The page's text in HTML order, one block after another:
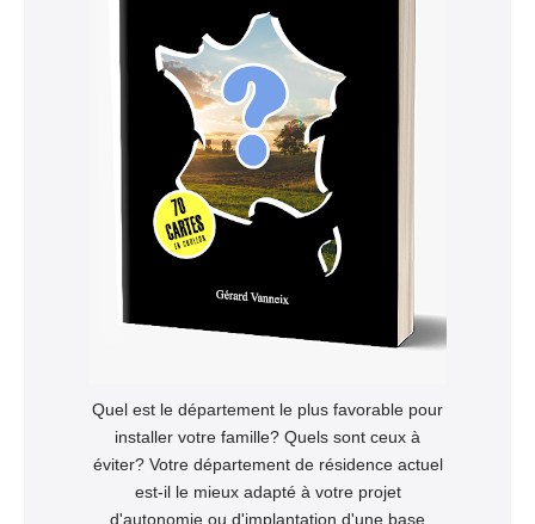
Quel est le département le plus favorable pour
installer votre famille? Quels sont ceux à
éviter? Votre département de résidence actuel
est-il le mieux adapté à votre projet
d'autonomie ou d'implantation d'une base